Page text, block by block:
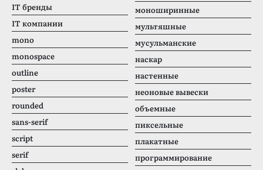
IT бренды
IT компании
mono
monospace
outline
poster
rounded
sans-serif
script
serif
моноширинные
мультяшные
мусульманские
наскар
настенные
неоновые вывески
объемные
пиксельные
плакатные
программирование